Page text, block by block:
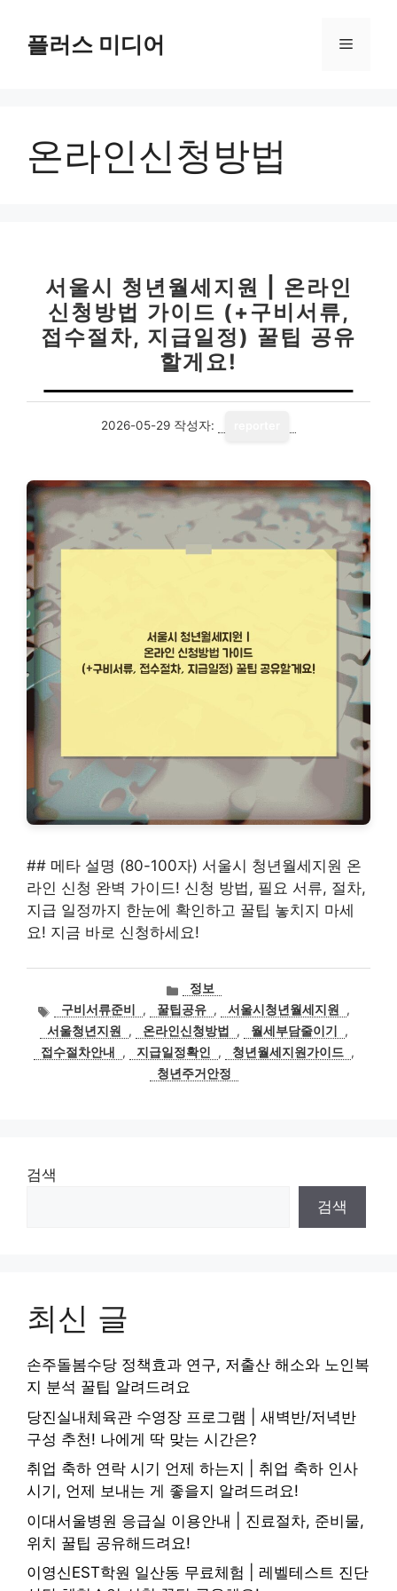
플러스 미디어 메
온라인신청방법
서울시 청년월세지원 | 온라인
신청방법 가이드 (+구비서류,
접수절차, 지급일정) 꿀팁 공유
할게요!
2026-05-29 작성자:
## 메타 설명 (80-100자) 서울시 청년월세지원 온
라인 신청 완벽 가이드! 신청 방법, 필요 서류, 절차,
지급 일정까지 한눈에 확인하고 꿀팁 놓치지 마세
요! 지금 바로 신청하세요!
카
테
고
리
정보
태
그
구비서류준비 , 꿀팁공유 , 서울시청년월세지원
,
서울청년지원
, 온라인신청방법 , 월세부담줄이기
,
접수절차안내
, 지급일정확인 , 청년월세지원가이드 ,
청년주거안정
검색
검색
최신 글
손주돌봄수당 정책효과 연구, 저출산 해소와 노인복
지 분석 꿀팁 알려드려요
당진실내체육관 수영장 프로그램 | 새벽반/저녁반
구성 추천! 나에게 딱 맞는 시간은?
취업 축하 연락 시기 언제 하는지 | 취업 축하 인사
시기, 언제 보내는 게 좋을지 알려드려요!
이대서울병원 응급실 이용안내 | 진료절차, 준비물,
위치 꿀팁 공유해드려요!
이영신EST학원 일산동 무료체험 | 레벨테스트 진단